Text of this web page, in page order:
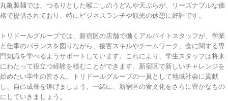
丸亀製麺では、つるりとした喉ごしのうどんや天ぷらが、リーズナブルな価
格で提供されており、特にビジネスランチや観光の休憩に好評です。
トリドールグループでは、新宿区の店舗で働くアルバイトスタッフが、学業
と仕事のバランスを図りながら、接客スキルやチームワーク、食に関する専
門知識を学べるようサポートしています。これにより、学生スタッフは将来
にわたって役立つ経験を積むことができます。新宿区で新しいチャレンジを
始めたい学生の皆さん、トリドールグループの一員として地域社会に貢献
し、自己成長を遂げましょう。一緒に、新宿区の食文化をさらに豊かなもの
にしていきましょう。